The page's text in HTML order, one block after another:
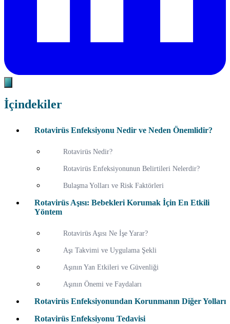
İçindekiler
Rotavirüs Enfeksiyonu Nedir ve Neden Önemlidir?
Rotavirüs Nedir?
Rotavirüs Enfeksiyonunun Belirtileri Nelerdir?
Bulaşma Yolları ve Risk Faktörleri
Rotavirüs Aşısı: Bebekleri Korumak İçin En Etkili
Yöntem
Rotavirüs Aşısı Ne İşe Yarar?
Aşı Takvimi ve Uygulama Şekli
Aşının Yan Etkileri ve Güvenliği
Aşının Önemi ve Faydaları
Rotavirüs Enfeksiyonundan Korunmanın Diğer Yolları
Rotavirüs Enfeksiyonu Tedavisi